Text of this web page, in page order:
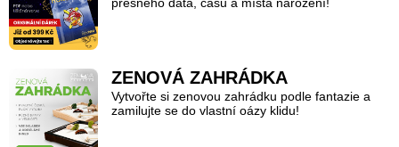
přesného data, času a místa narození!
ZENOVÁ ZAHRÁDKA
Vytvořte si zenovou zahrádku podle fantazie a
zamilujte se do vlastní oázy klidu!